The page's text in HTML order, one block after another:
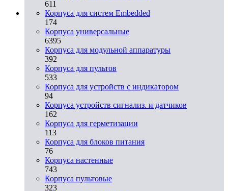
611
Корпуса для систем Embedded
174
Корпуса универсальные
6395
Корпуса для модульной аппаратуры
392
Корпуса для пультов
533
Корпуса для устройств с индикатором
94
Корпуса устройств сигнализ. и датчиков
162
Корпуса для герметизации
113
Корпуса для блоков питания
76
Корпуса настенные
743
Корпуса пультовые
323